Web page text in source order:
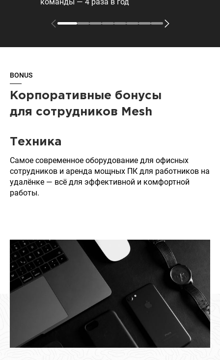
BONUS
Корпоративные бонусы
для сотрудников Mesh
Техника
Самое современное оборудование для офисных
сотрудников и аренда мощных ПК для работников на
удалёнке — всё для эффективной и комфортной
работы.